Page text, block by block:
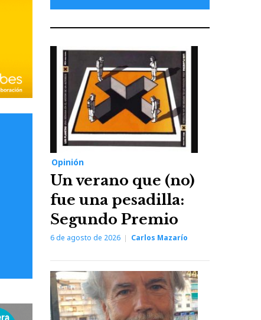
Opinión
Un verano que (no)
fue una pesadilla:
Segundo Premio
6 de agosto de 2026 Carlos Mazarío